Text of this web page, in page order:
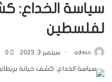
سياسة الخداع:
لفلسطين
admin سبتمبر 3, 2023 0